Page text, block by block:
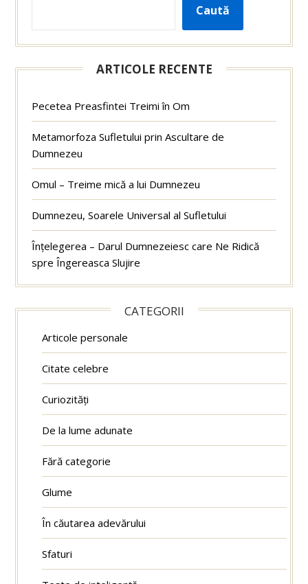
Caută
ARTICOLE RECENTE
Pecetea Preasfintei Treimi în Om
Metamorfoza Sufletului prin Ascultare de
Dumnezeu
Omul – Treime mică a lui Dumnezeu
Dumnezeu, Soarele Universal al Sufletului
Înțelegerea – Darul Dumnezeiesc care Ne Ridică
spre Îngereasca Slujire
CATEGORII
Articole personale
Citate celebre
Curiozități
De la lume adunate
Fără categorie
Glume
În căutarea adevărului
Sfaturi